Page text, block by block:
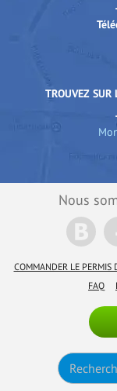
TROUVEZ SUR
Nous
COMMANDER LE PERMIS
FAQ